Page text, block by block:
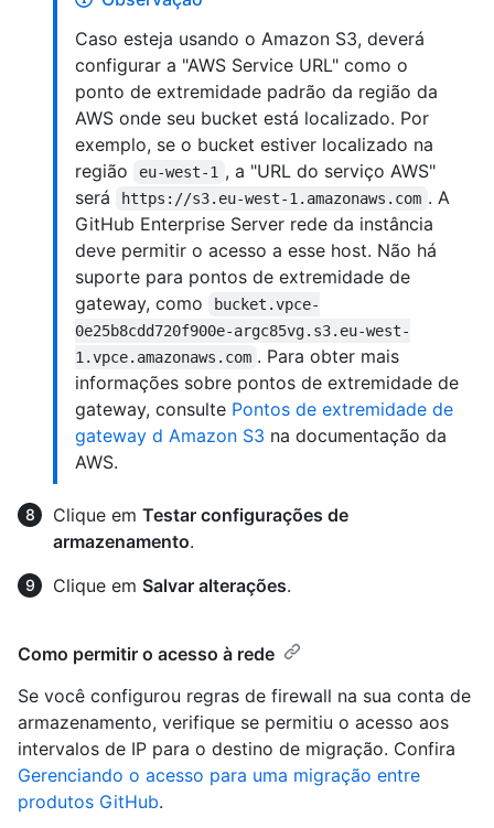
Caso esteja usando o Amazon S3, deverá
configurar a "AWS Service URL" como o
ponto de extremidade padrão da região da
AWS onde seu bucket está localizado. Por
exemplo, se o bucket estiver localizado na
região
eu-west-1 , a "URL do serviço AWS"
será
https://s3.eu-west-1.amazonaws.com . A
GitHub Enterprise Server rede da instância
deve permitir o acesso a esse host. Não há
suporte para pontos de extremidade de
gateway, como
bucket.vpce-
0e25b8cdd720f900e-argc85vg.s3.eu-west-
1.vpce.amazonaws.com . Para obter mais
informações sobre pontos de extremidade de
gateway, consulte Pontos de extremidade de
gateway d Amazon S3 na documentação da
AWS.
Clique em Testar configurações de
armazenamento.
Clique em Salvar alterações.
Como permitir o acesso à rede
Se você configurou regras de firewall na sua conta de
armazenamento, verifique se permitiu o acesso aos
intervalos de IP para o destino de migração. Confira
Gerenciando o acesso para uma migração entre
produtos GitHub.